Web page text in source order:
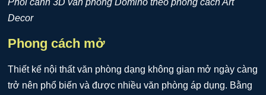
Phối cảnh 3D văn phòng Domino theo phong cách Art
Decor
Phong cách mở
Thiết kế nội thất văn phòng dạng không gian mở ngày càng
trở nên phổ biến và được nhiều văn phòng áp dụng. Bằng